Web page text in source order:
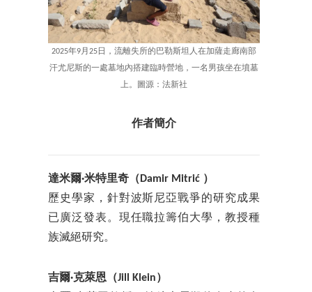
2025年9月25日，流離失所的巴勒斯坦人在加薩走廊南部
汗尤尼斯的一處墓地內搭建臨時營地，一名男孩坐在墳墓
上。圖源：法新社
作者簡介
達米爾·米特里奇（Damir Mitrić ）
歷史學家，針對波斯尼亞戰爭的研究成果
已廣泛發表。現任職拉籌伯大學，教授種
族滅絕研究。
吉爾·克萊恩（Jill Klein）